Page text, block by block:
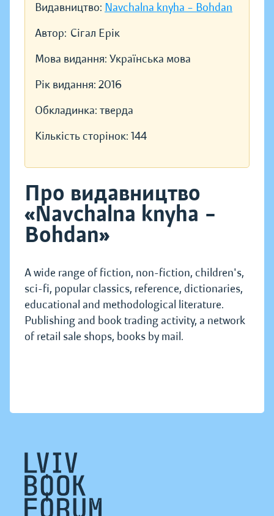
Видавництво: Navchalna knyha – Bohdan
Автор: Сігал Ерік
Мова видання: Українська мова
Рік видання: 2016
Обкладинка: тверда
Кількість сторінок: 144
Про видавництво
«Navchalna knyha –
Bohdan»
A wide range of fiction, non-fiction, children's,
sci-fi, popular classics, reference, dictionaries,
educational and methodological literature.
Publishing and book trading activity, a network
of retail sale shops, books by mail.